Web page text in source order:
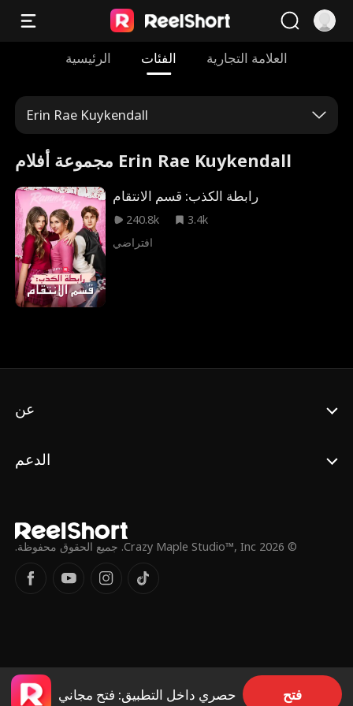
الرئيسية الفئات العلامة التجارية
Erin Rae Kuykendall
مجموعة أفلام Erin Rae Kuykendall
رابطة الكذب: قسم الانتقام
240.8k
3.4k
افتراضي
عن
الدعم
© 2026 Crazy Maple Studio™, Inc. جميع الحقوق محفوظة.
حصري داخل التطبيق: فتح مجاني فتح